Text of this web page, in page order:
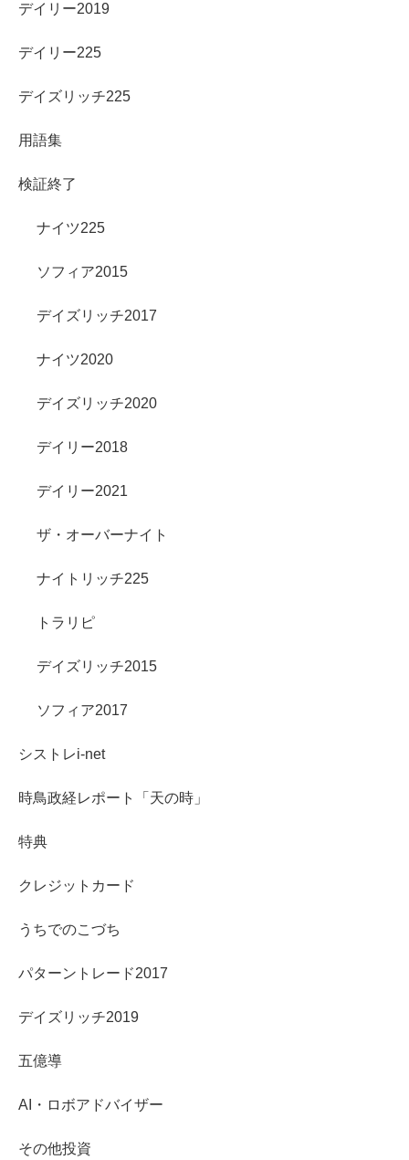
デイリー2019
デイリー225
デイズリッチ225
用語集
検証終了
ナイツ225
ソフィア2015
デイズリッチ2017
ナイツ2020
デイズリッチ2020
デイリー2018
デイリー2021
ザ・オーバーナイト
ナイトリッチ225
トラリピ
デイズリッチ2015
ソフィア2017
シストレi-net
時鳥政経レポート「天の時」
特典
クレジットカード
うちでのこづち
パターントレード2017
デイズリッチ2019
五億導
AI・ロボアドバイザー
その他投資